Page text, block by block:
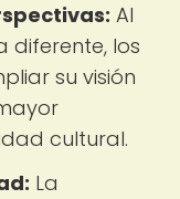
Al
diferente, los
su visión
cultural.
La